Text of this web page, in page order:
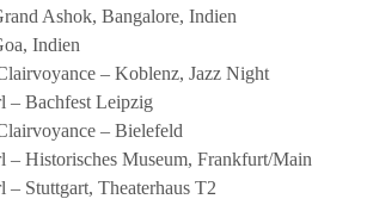
Ashok, Bangalore, Indien
Indien
– Koblenz, Jazz Night
– Bachfest Leipzig
– Bielefeld
– Historisches Museum, Frankfurt/Main
– Stuttgart, Theaterhaus T2